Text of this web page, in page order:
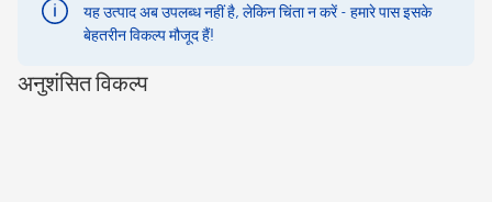
यह उत्पाद अब उपलब्ध नहीं है, लेकिन चिंता न करें - हमारे पास इसके
बेहतरीन विकल्प मौजूद हैं!
अनुशंसित विकल्प